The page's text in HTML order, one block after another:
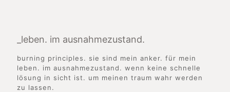
_leben. im ausnahmezustand.
burning principles. sie sind mein anker. für mein
leben. im ausnahmezustand. wenn keine schnelle
lösung in sicht ist. um meinen traum wahr werden
zu lassen.